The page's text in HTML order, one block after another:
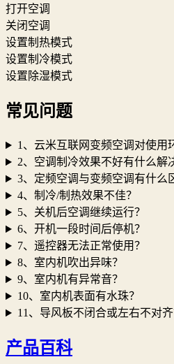
打开空调
关闭空调
设置制热模式
设置制冷模式
设置除湿模式
常见问题
1、云米互联网变频空调对使用
2、空调制冷效果不好有什么解
3、定频空调与变频空调有什么
4、制冷/制热效果不佳？
5、关机后空调继续运行？
6、开机一段时间后停机？
7、遥控器无法正常使用？
8、室内机吹出异味？
9、室内机有异常音？
10、室内机表面有水珠？
11、导风板不闭合或左右不对齐
产品百科